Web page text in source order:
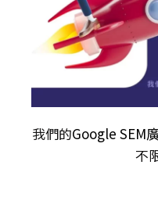
我們的Google SEM
不